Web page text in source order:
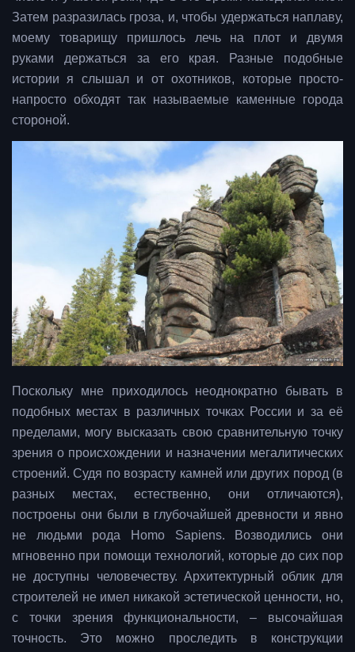
Затем разразилась гроза, и, чтобы удержаться наплаву,
моему товарищу пришлось лечь на плот и двумя
руками держаться за его края. Разные подобные
истории я слышал и от охотников, которые просто-
напросто обходят так называемые каменные города
стороной.
Поскольку мне приходилось неоднократно бывать в
подобных местах в различных точках России и за её
пределами, могу высказать свою сравнительную точку
зрения о происхождении и назначении мегалитических
строений. Судя по возрасту камней или других пород (в
разных местах, естественно, они отличаются),
построены они были в глубочайшей древности и явно
не людьми рода Homo Sapiens. Возводились они
мгновенно при помощи технологий, которые до сих пор
не доступны человечеству. Архитектурный облик для
строителей не имел никакой эстетической ценности, но,
с точки зрения функциональности, – высочайшая
точность. Это можно проследить в конструкции